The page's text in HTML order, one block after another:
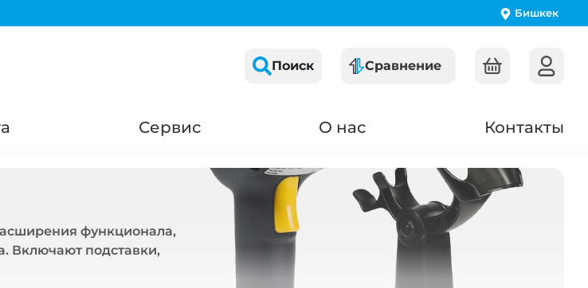
Бишкек
Поиск Сравнение
Сервис О нас Контакты
функционала,
Включают подставки,